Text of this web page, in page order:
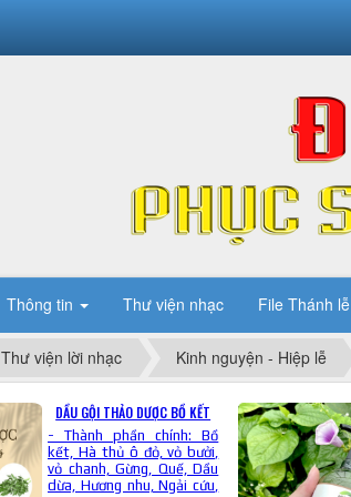
Thông tin Thư viện nhạc File Thánh lễ
Thư viện lời nhạc Kinh nguyện - Hiệp lễ